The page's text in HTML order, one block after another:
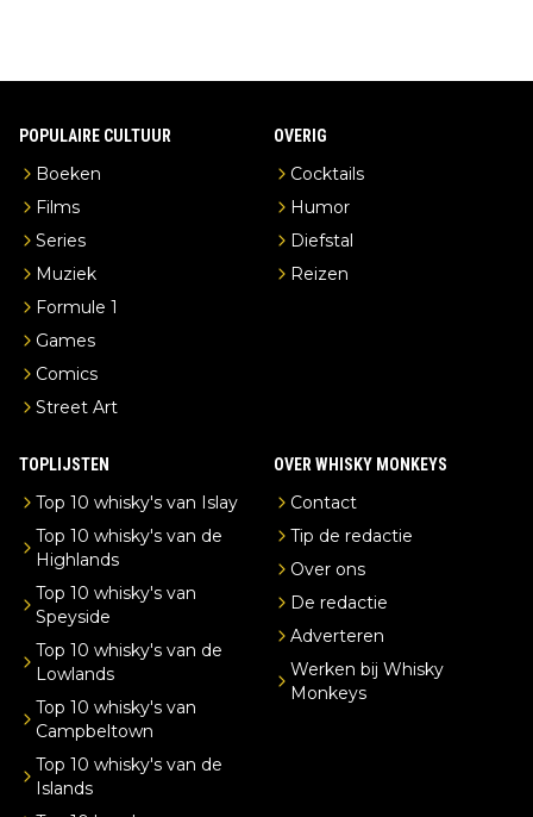
POPULAIRE CULTUUR
Boeken
Films
Series
Muziek
Formule 1
Games
Comics
Street Art
OVERIG
Cocktails
Humor
Diefstal
Reizen
TOPLIJSTEN
Top 10 whisky's van Islay
Top 10 whisky's van de
Highlands
Top 10 whisky's van
Speyside
Top 10 whisky's van de
Lowlands
Top 10 whisky's van
Campbeltown
Top 10 whisky's van de
Islands
OVER WHISKY MONKEYS
Contact
Tip de redactie
Over ons
De redactie
Adverteren
Werken bij Whisky
Monkeys